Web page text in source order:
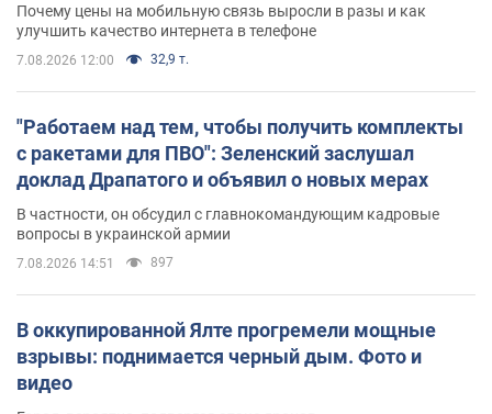
Почему цены на мобильную связь выросли в разы и как
улучшить качество интернета в телефоне
7.08.2026 12:00 32,9 т.
"Работаем над тем, чтобы получить комплекты
с ракетами для ПВО": Зеленский заслушал
доклад Драпатого и объявил о новых мерах
В частности, он обсудил с главнокомандующим кадровые
вопросы в украинской армии
7.08.2026 14:51 897
В оккупированной Ялте прогремели мощные
взрывы: поднимается черный дым. Фото и
видео